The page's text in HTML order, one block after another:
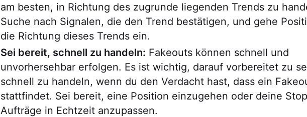
am besten, in Richtung des zugrunde liegenden Trends zu
Suche nach Signalen, die den Trend bestätigen, und gehe
die Richtung dieses Trends ein.
Sei bereit, schnell zu handeln: Fakeouts können schnell und
unvorhersehbar erfolgen. Es ist wichtig, darauf vorbereitet zu
schnell zu handeln, wenn du den Verdacht hast, dass ein
stattfindet. Sei bereit, eine Position einzugehen oder deine
Aufträge in Echtzeit anzupassen.